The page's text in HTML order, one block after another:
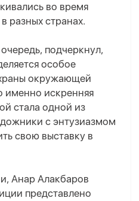
во время
разных странах.
подчеркнул,
особое
окружающей
именно искренняя
стала одной из
с энтузиазмом
свою выставку в
Анар Алакбаров
представлено